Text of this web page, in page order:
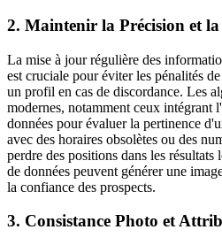
2. Maintenir la Précision et la
La mise à jour régulière des
est cruciale pour éviter les pénalités
un profil en cas de discordance. Les
modernes, notamment ceux intégrant
données pour évaluer la pertinence
avec des horaires obsolètes ou des
perdre des positions dans les
de données peuvent générer une
la confiance des prospects.
3. Consistance Photo et